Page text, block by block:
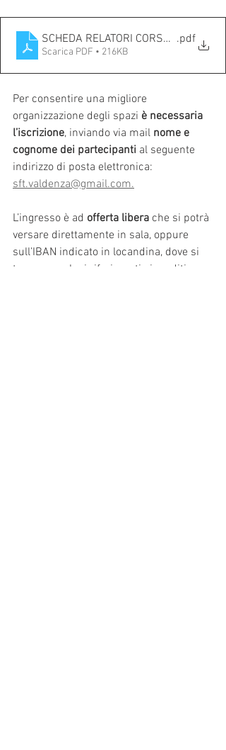
SCHEDA RELATORI CORSO 2022
.pdf
Scarica PDF • 216KB
Per consentire una migliore
organizzazione degli spazi è necessaria
l’iscrizione, inviando via mail nome e
cognome dei partecipanti al seguente
indirizzo di posta elettronica:
sft.valdenza@gmail.com.
L’ingresso è ad offerta libera che si potrà
versare direttamente in sala, oppure
sull’IBAN indicato in locandina, dove si
trovano anche i riferimenti ai crediti